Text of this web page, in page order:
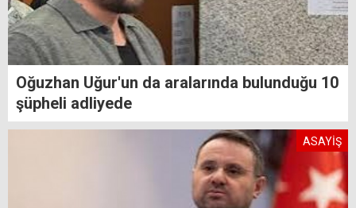
Oğuzhan Uğur'un da aralarında bulunduğu 10
şüpheli adliyede
ASAYİŞ